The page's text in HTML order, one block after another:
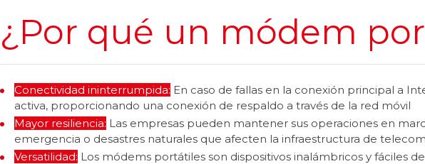
¿Por qué un módem
Conectividad ininterrumpida: En caso de fallas en la conexión principal a
activa, proporcionando una conexión de respaldo a través de la red móvil
Mayor resiliencia: Las empresas pueden mantener sus operaciones en
emergencia o desastres naturales que afecten la infraestructura de
Versatilidad: Los módems portátiles son dispositivos inalámbricos y fáciles